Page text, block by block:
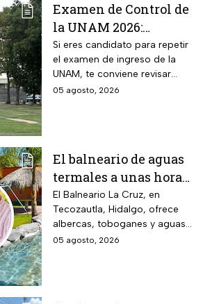
Examen de Control de
la UNAM 2026:
¿Cuántos aciertos
piden en las carreras
más solicitadas?
Si eres candidato para repetir
el examen de ingreso de la
UNAM, te conviene revisar
cuántos aciertos deberás de
05 agosto, 2026
El balneario de aguas
termales a unas horas
de Naucalpan con
entrada desde $100
pesos para este grupo
de adultos mayores
El Balneario La Cruz, en
Tecozautla, Hidalgo, ofrece
albercas, toboganes y aguas
termales, con tarifas
05 agosto, 2026